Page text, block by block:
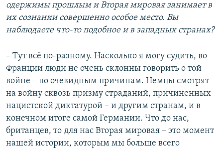
одержимы прошлым и Вторая мировая занимает в
их сознании совершенно особое место. Вы
наблюдаете что-то подобное и в западных странах?
– Тут всё по-разному. Насколько я могу судить, во
Франции люди не очень склонны говорить о той
войне – по очевидным причинам. Немцы смотрят
на войну сквозь призму страданий, причиненных
нацистской диктатурой – и другим странам, и в
конечном итоге самой Германии. Что до нас,
британцев, то для нас Вторая мировая – это момент
нашей истории, которым мы больше всего